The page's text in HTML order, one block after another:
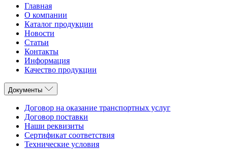
Главная
О компании
Каталог продукции
Новости
Статьи
Контакты
Информация
Качество продукции
Документы
Договор на оказание транспортных услуг
Договор поставки
Наши реквизиты
Сертификат соответствия
Технические условия